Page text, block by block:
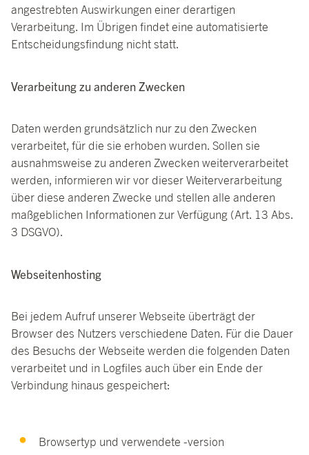
angestrebten Auswirkungen einer derartigen
Verarbeitung. Im Übrigen findet eine automatisierte
Entscheidungsfindung nicht statt.
Verarbeitung zu anderen Zwecken
Daten werden grundsätzlich nur zu den Zwecken
verarbeitet, für die sie erhoben wurden. Sollen sie
ausnahmsweise zu anderen Zwecken weiterverarbeitet
werden, informieren wir vor dieser Weiterverarbeitung
über diese anderen Zwecke und stellen alle anderen
maßgeblichen Informationen zur Verfügung (Art. 13 Abs.
3 DSGVO).
Webseitenhosting
Bei jedem Aufruf unserer Webseite überträgt der
Browser des Nutzers verschiedene Daten. Für die Dauer
des Besuchs der Webseite werden die folgenden Daten
verarbeitet und in Logfiles auch über ein Ende der
Verbindung hinaus gespeichert:
Browsertyp und verwendete -version